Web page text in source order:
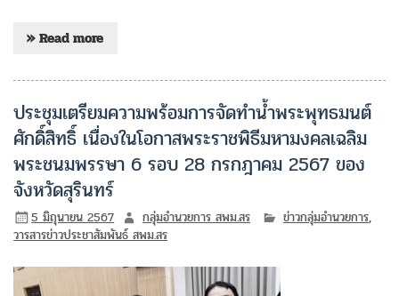
» Read more
ประชุมเตรียมความพร้อมการจัดทำน้ำพระพุทธมนต์
ศักดิ์สิทธิ์ เนื่องในโอกาสพระราชพิธีมหามงคลเฉลิม
พระชนมพรรษา 6 รอบ 28 กรกฎาคม 2567 ของ
จังหวัดสุรินทร์
5 มิถุนายน 2567 กลุ่มอำนวยการ สพม.สร ข่าวกลุ่มอำนวยการ,
วารสารข่าวประชาสัมพันธ์ สพม.สร